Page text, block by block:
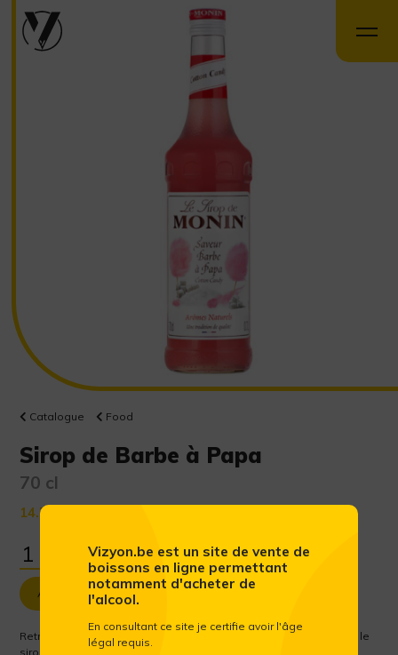
Catalogue Food
Sirop de Barbe à Papa
70 cl
14.78 €
Ajouter au panier
Retrouvez le goût de la plus célèbre des friandises d’antan avec le
sirop Saveur Barbe à Papa MONIN, il apportera une touche
Vizyon.be est un site de vente de
boissons en ligne permettant
notamment d'acheter de
l'alcool.
En consultant ce site je certifie avoir l'âge
légal requis.